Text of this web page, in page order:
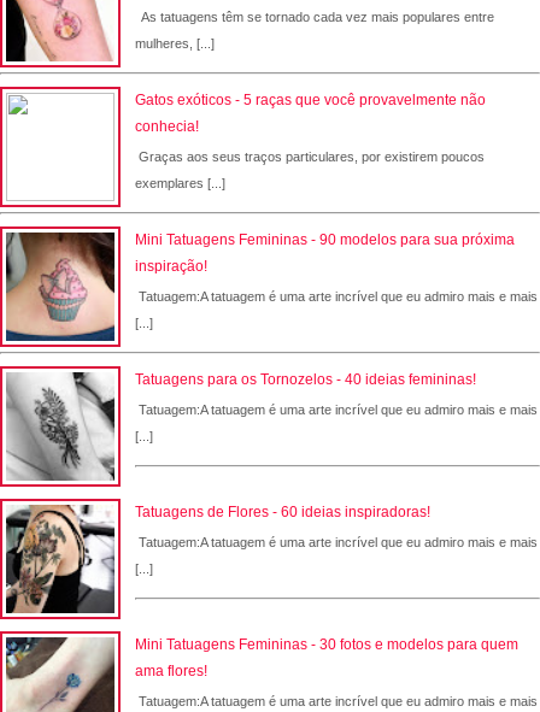
As tatuagens têm se tornado cada vez mais populares entre
mulheres, [...]
Gatos exóticos - 5 raças que você provavelmente não
conhecia!
Graças aos seus traços particulares, por existirem poucos
exemplares [...]
Mini Tatuagens Femininas - 90 modelos para sua próxima
inspiração!
Tatuagem:A tatuagem é uma arte incrível que eu admiro mais e mais
[...]
Tatuagens para os Tornozelos - 40 ideias femininas!
Tatuagem:A tatuagem é uma arte incrível que eu admiro mais e mais
[...]
Tatuagens de Flores - 60 ideias inspiradoras!
Tatuagem:A tatuagem é uma arte incrível que eu admiro mais e mais
[...]
Mini Tatuagens Femininas - 30 fotos e modelos para quem
ama flores!
Tatuagem:A tatuagem é uma arte incrível que eu admiro mais e mais